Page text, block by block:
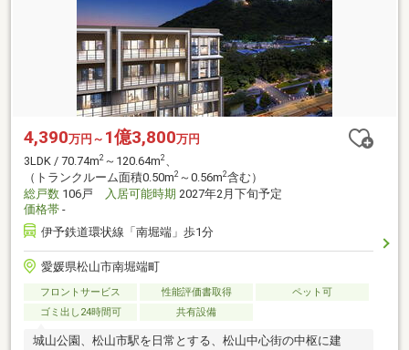
4,390万円～ 1億3,800万円
3LDK / 70.74m2 ～120.64m2 、
（トランクルーム面積0.50m2 ～0.56m2含む）
総戸数 106戸 入居可能時期 2027年2月下旬予定
価格帯 -
伊予鉄道環状線「南堀端」歩1分
愛媛県松山市南堀端町
フロントサービス 性能評価書取得
ペット可
ゴミ出し24時間可
共有設備
城山公園、松山市駅を日常とする、松山中心街の中枢に建